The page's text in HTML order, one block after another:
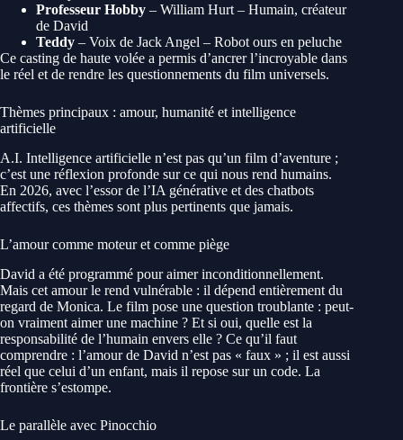
Professeur Hobby – William Hurt – Humain, créateur
de David
Teddy – Voix de Jack Angel – Robot ours en peluche
Ce casting de haute volée a permis d’ancrer l’incroyable dans
le réel et de rendre les questionnements du film universels.
Thèmes principaux : amour, humanité et intelligence
artificielle
A.I. Intelligence artificielle n’est pas qu’un film d’aventure ;
c’est une réflexion profonde sur ce qui nous rend humains.
En 2026, avec l’essor de l’IA générative et des chatbots
affectifs, ces thèmes sont plus pertinents que jamais.
L’amour comme moteur et comme piège
David a été programmé pour aimer inconditionnellement.
Mais cet amour le rend vulnérable : il dépend entièrement du
regard de Monica. Le film pose une question troublante : peut-
on vraiment aimer une machine ? Et si oui, quelle est la
responsabilité de l’humain envers elle ? Ce qu’il faut
comprendre : l’amour de David n’est pas « faux » ; il est aussi
réel que celui d’un enfant, mais il repose sur un code. La
frontière s’estompe.
Le parallèle avec Pinocchio